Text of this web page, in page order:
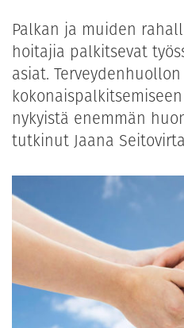
Palkan ja muiden
hoitajia palkitsevat
asiat.
nykyistä enemmän
tutkinut Jaana